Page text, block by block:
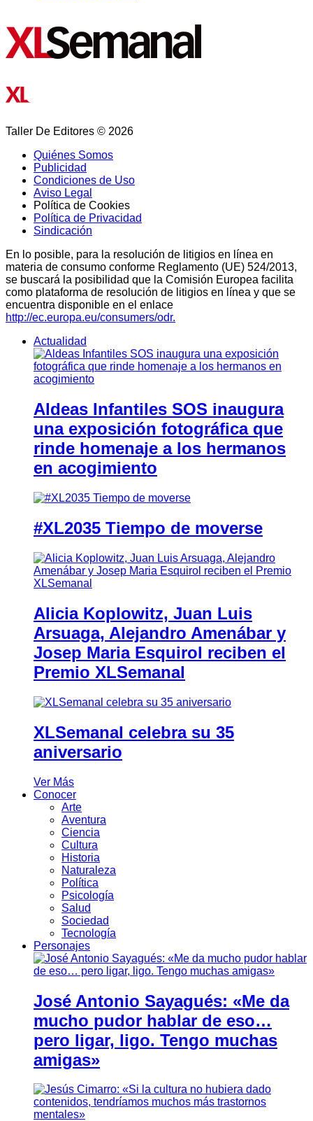
Taller De Editores © 2026
Quiénes Somos
Publicidad
Condiciones de Uso
Aviso Legal
Política de Cookies
Política de Privacidad
Sindicación
En lo posible, para la resolución de litigios en línea en
materia de consumo conforme Reglamento (UE) 524/2013,
se buscará la posibilidad que la Comisión Europea facilita
como plataforma de resolución de litigios en línea y que se
encuentra disponible en el enlace
http://ec.europa.eu/consumers/odr.
Actualidad
Aldeas Infantiles SOS inaugura
una exposición fotográfica que
rinde homenaje a los hermanos
en acogimiento
#XL2035 Tiempo de moverse
Alicia Koplowitz, Juan Luis
Arsuaga, Alejandro Amenábar y
Josep Maria Esquirol reciben el
Premio XLSemanal
XLSemanal celebra su 35
aniversario
Ver Más
Conocer
Arte
Aventura
Ciencia
Cultura
Historia
Naturaleza
Política
Psicología
Salud
Sociedad
Tecnología
Personajes
José Antonio Sayagués: «Me da
mucho pudor hablar de eso…
pero ligar, ligo. Tengo muchas
amigas»